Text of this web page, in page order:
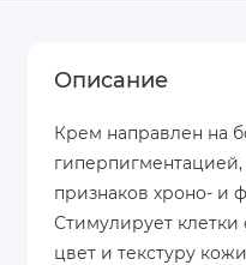
Описание
Крем направлен на
признаков хроно- и
Стимулирует клетки
цвет и текстуру